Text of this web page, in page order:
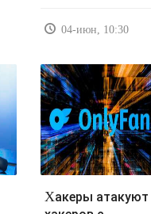
04-июн, 10:30
Хакеры атакуют